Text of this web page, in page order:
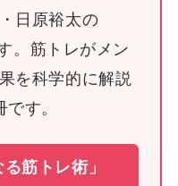
日原裕太の
。筋トレがメン
を科学的に解説
す。
筋トレ術」